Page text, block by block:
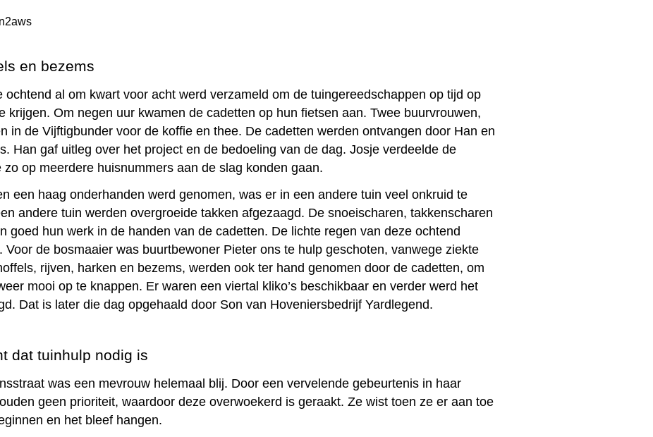
en bezems
ochtend al om kwart voor acht werd verzameld om de tuingereedschappen op tijd op
krijgen. Om negen uur kwamen de cadetten op hun fietsen aan. Twee buurvrouwen,
in de Vijftigbunder voor de koffie en thee. De cadetten werden ontvangen door Han en
Han gaf uitleg over het project en de bedoeling van de dag. Josje verdeelde de
zo op meerdere huisnummers aan de slag konden gaan.
een haag onderhanden werd genomen, was er in een andere tuin veel onkruid te
andere tuin werden overgroeide takken afgezaagd. De snoeischaren, takkenscharen
goed hun werk in de handen van de cadetten. De lichte regen van deze ochtend
Voor de bosmaaier was buurtbewoner Pieter ons te hulp geschoten, vanwege ziekte
rijven, harken en bezems, werden ook ter hand genomen door de cadetten, om
mooi op te knappen. Er waren een viertal kliko’s beschikbaar en verder werd het
Dat is later die dag opgehaald door Son van Hoveniersbedrijf Yardlegend.
dat tuinhulp nodig is
was een mevrouw helemaal blij. Door een vervelende gebeurtenis in haar
geen prioriteit, waardoor deze overwoekerd is geraakt. Ze wist toen ze er aan toe
en het bleef hangen.